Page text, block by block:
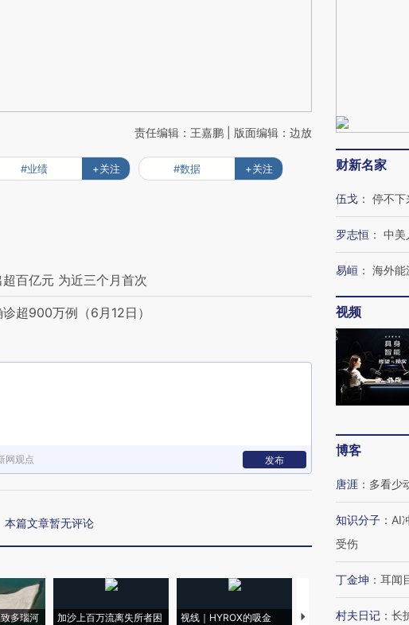
责任编辑：王嘉鹏 | 版面编辑：边放
#业绩 +关注 #数据 +关注
百亿元 为近三个月首次
超900万例（6月12日）
网观点 发布
本篇文章暂无评论
多瑙河
加沙上百万流离失所者困
视线｜HYROX的吸金
马航飞行员跨国走私7万
财新名家
伍戈 ： 停不下
罗志恒 ： 中美
易峘 ： 海外能
视频
博客
唐涯 ： 多看少
知识分子 ： AI
受伤
丁金坤 ： 耳闻
村夫日记 ： 长